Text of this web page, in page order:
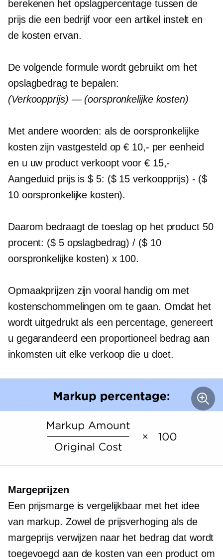
berekenen het opslagpercentage tussen de
prijs die een bedrijf voor een artikel instelt en
de kosten ervan.
De volgende formule wordt gebruikt om het
opslagbedrag te bepalen:
(Verkoopprijs) — (oorspronkelijke kosten)
Met andere woorden: als de oorspronkelijke
kosten zijn vastgesteld op € 10,- per eenheid
en u uw product verkoopt voor € 15,-
Aangeduid prijs is $ 5: ($ 15 verkoopprijs) - ($
10 oorspronkelijke kosten).
Daarom bedraagt ​​de toeslag op het product 50
procent: ($ 5 opslagbedrag) / ($ 10
oorspronkelijke kosten) x 100.
Opmaakprijzen zijn vooral handig om met
kostenschommelingen om te gaan. Omdat het
wordt uitgedrukt als een percentage, genereert
u gegarandeerd een proportioneel bedrag aan
inkomsten uit elke verkoop die u doet.
Margeprijzen
Een prijsmarge is vergelijkbaar met het idee
van markup. Zowel de prijsverhoging als de
margeprijs verwijzen naar het bedrag dat wordt
toegevoegd aan de kosten van een product om